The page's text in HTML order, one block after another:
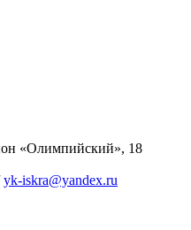
«Олимпийский», 18
yk-iskra@yandex.ru